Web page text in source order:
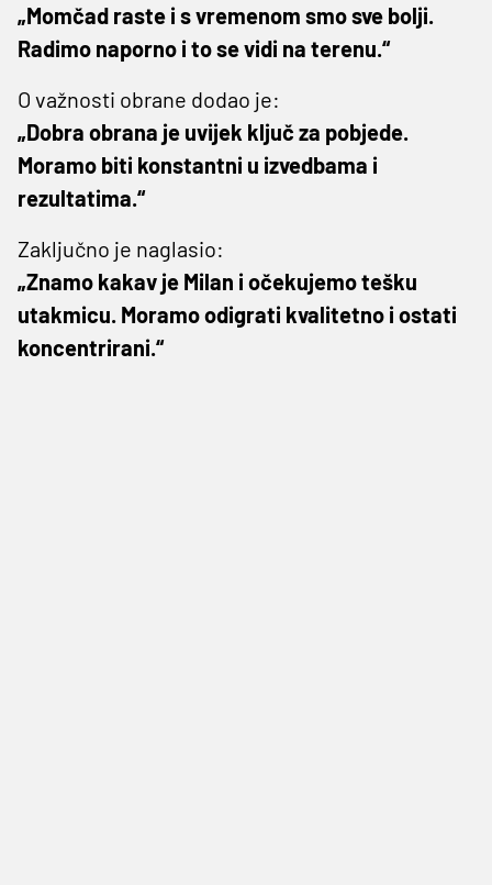
„Momčad raste i s vremenom smo sve bolji.
Radimo naporno i to se vidi na terenu.“
O važnosti obrane dodao je:
„Dobra obrana je uvijek ključ za pobjede.
Moramo biti konstantni u izvedbama i
rezultatima.“
Zaključno je naglasio:
„Znamo kakav je Milan i očekujemo tešku
utakmicu. Moramo odigrati kvalitetno i ostati
koncentrirani.“